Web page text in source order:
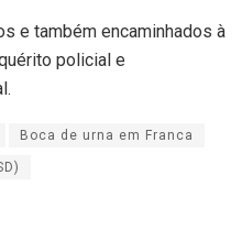
e também encaminhados à
policial e
Boca de urna em Franca